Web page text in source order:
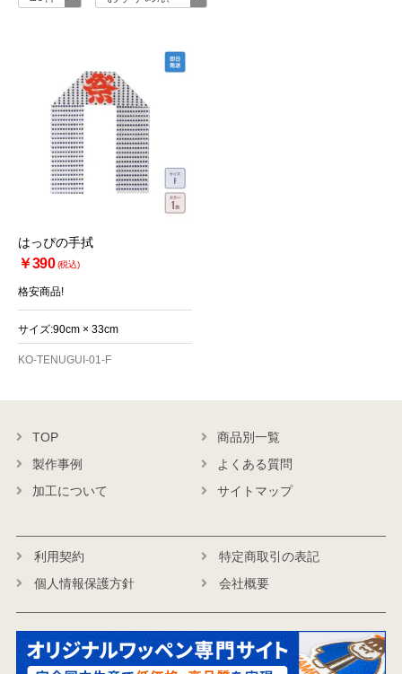
はっぴの手拭
￥390 (税込)
格安商品!
サイズ:90cm × 33cm
KO-TENUGUI-01-F
TOP
商品別一覧
製作事例
よくある質問
加工について
サイトマップ
利用契約
特定商取引の表記
個人情報保護方針
会社概要